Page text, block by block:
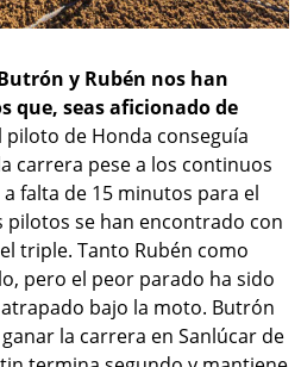
y Rubén nos han
que, seas aficionado de
piloto de Honda conseguía
carrera pese a los continuos
falta de 15 minutos para el
pilotos se han encontrado con
triple. Tanto Rubén como
pero el peor parado ha sido
bajo la moto. Butrón
la carrera en Sanlúcar de